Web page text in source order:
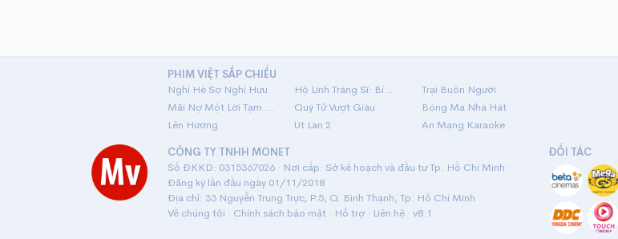
PHIM VIỆT SẮP CHIẾU
Nghỉ Hè Sợ Nghỉ Hưu
Hộ Linh Tráng Sĩ: Bí Ẩn Mộ Vua Đinh
Trại Buôn Người
Mãi Nợ Một Lời Tạm Biệt
Quý Tử Vượt Giàu
Bóng Ma Nhà Hát
Lên Hương
Út Lan 2
Án Mạng Karaoke
CÔNG TY TNHH MONET
Số ĐKKD: 0315367026 · Nơi cấp: Sở kế hoạch và đầu tư Tp. Hồ Chí Minh ·
Đăng ký lần đầu ngày 01/11/2018
Địa chỉ: 33 Nguyễn Trung Trực, P.5, Q. Bình Thạnh, Tp. Hồ Chí Minh
Về chúng tôi · Chính sách bảo mật· Hỗ trợ· Liên hệ· v8.1
ĐỐI TÁC